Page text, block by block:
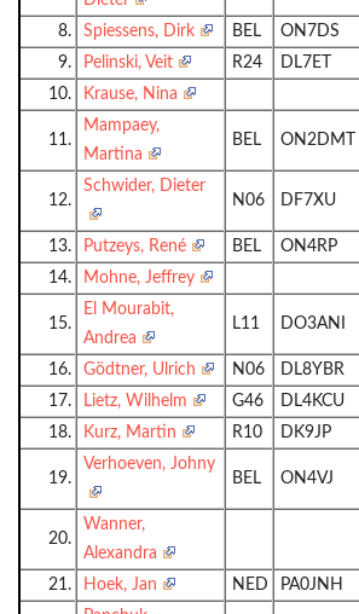
8. Spiessens, Dirk BEL ON7DS
9.
Pelinski, Veit R24 DL7ET
10.
Krause, Nina
11.
Mampaey,
Martina
BEL ON2DMT
12.
Schwider, Dieter
N06
DF7XU
13. Putzeys, René BEL ON4RP
14.
Mohne, Jeffrey
15.
El Mourabit,
Andrea
L11 DO3ANI
16. Gödtner, Ulrich N06 DL8YBR
17.
Lietz, Wilhelm G46 DL4KCU
18.
Kurz, Martin R10 DK9JP
19.
Verhoeven, Johny
BEL
ON4VJ
20.
Wanner,
Alexandra
21. Hoek, Jan NED PA0JNH